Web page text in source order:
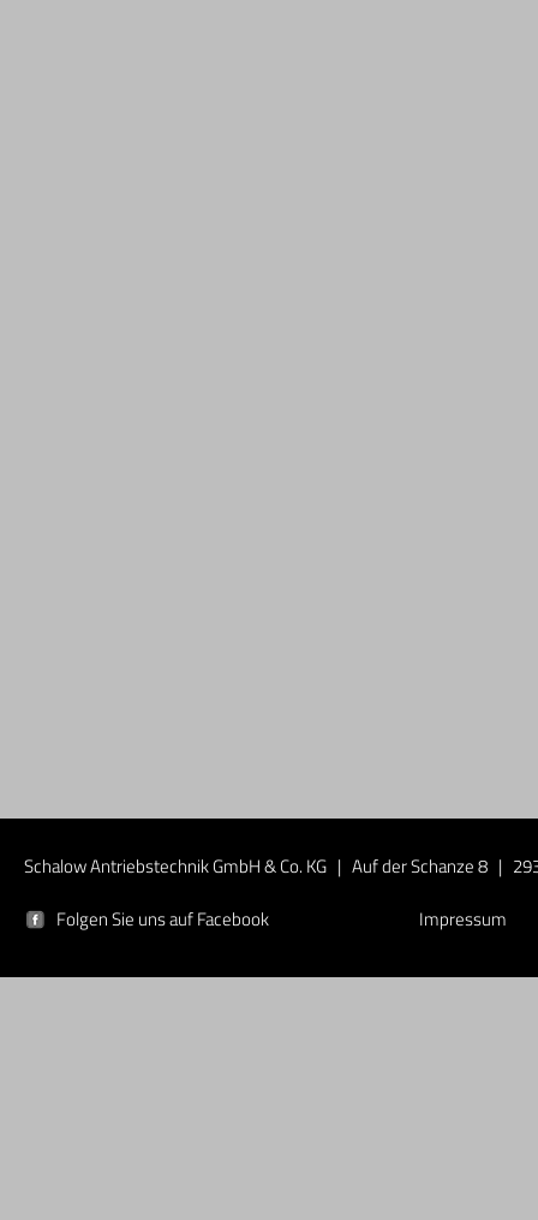
Schalow Antriebstechnik GmbH & Co. KG | Auf der Schanze 8 |
Folgen Sie uns auf Facebook Impressum